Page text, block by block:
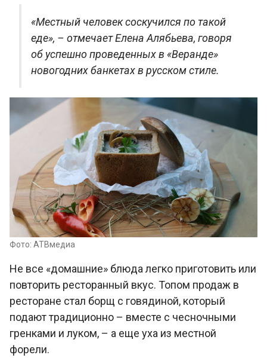
«Местный человек соскучился по такой
еде», – отмечает Елена Алябьева, говоря
об успешно проведенных в «Веранде»
новогодних банкетах в русском стиле.
Фото: АТВмедиа
Не все «домашние» блюда легко приготовить или
повторить ресторанный вкус. Топом продаж в
ресторане стал борщ с говядиной, который
подают традиционно – вместе с чесночными
гренками и луком, – а еще уха из местной
форели.